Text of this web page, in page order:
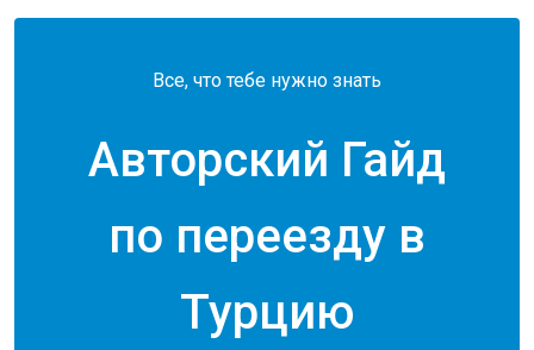
Все, что тебе нужно знать
Авторский Гайд
по переезду в
Турцию